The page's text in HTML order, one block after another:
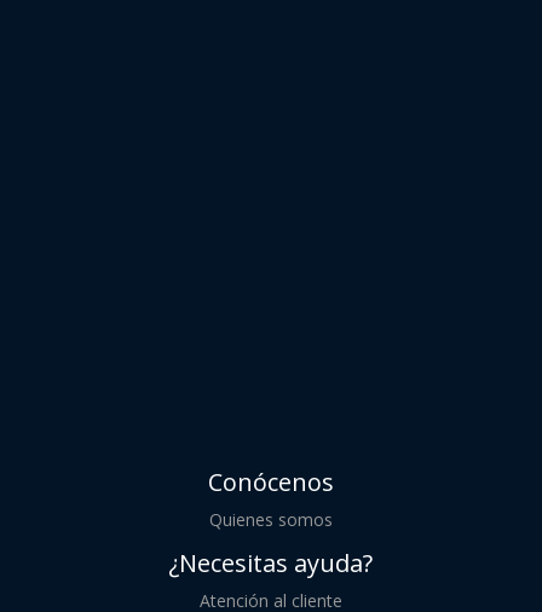
Conócenos
Quienes somos
¿Necesitas ayuda?
Atención al cliente